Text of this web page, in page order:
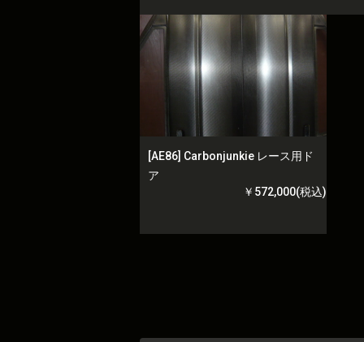
[AE86] Carbonjunkie レース用ド
ア
￥572,000(税込)